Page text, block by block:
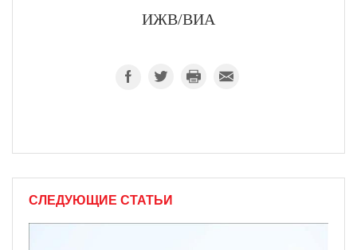
ИЖВ/ВИА
СЛЕДУЮЩИЕ СТАТЬИ